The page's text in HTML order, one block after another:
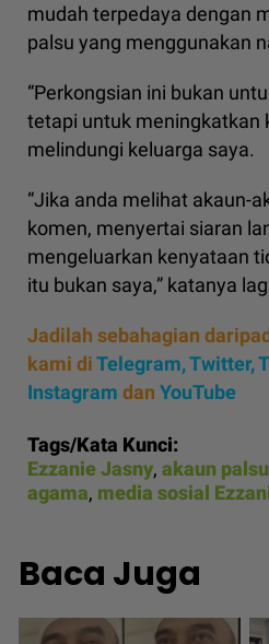
mudah terpedaya dengan
palsu yang menggunakan
“Perkongsian ini bukan
tetapi untuk meningkatkan
melindungi keluarga saya.
“Jika anda melihat akaun-
komen, menyertai siaran
mengeluarkan kenyataan
itu bukan saya,” katanya
Jadilah sebahagian
kami diTelegram,Twitter,
Instagram dan YouTube
Tags/Kata Kunci:
Ezzanie Jasny, akaun palsu
agama, media sosial
Baca Juga